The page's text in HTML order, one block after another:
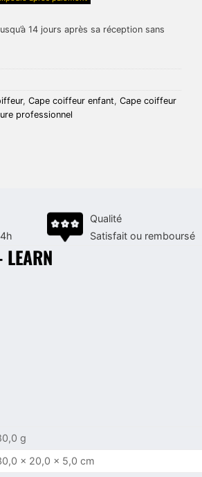
14 jours après sa réception sans
, Cape coiffeur enfant, Cape coiffeur
professionnel
Qualité
Satisfait ou remboursé
g
× 20,0 × 5,0 cm